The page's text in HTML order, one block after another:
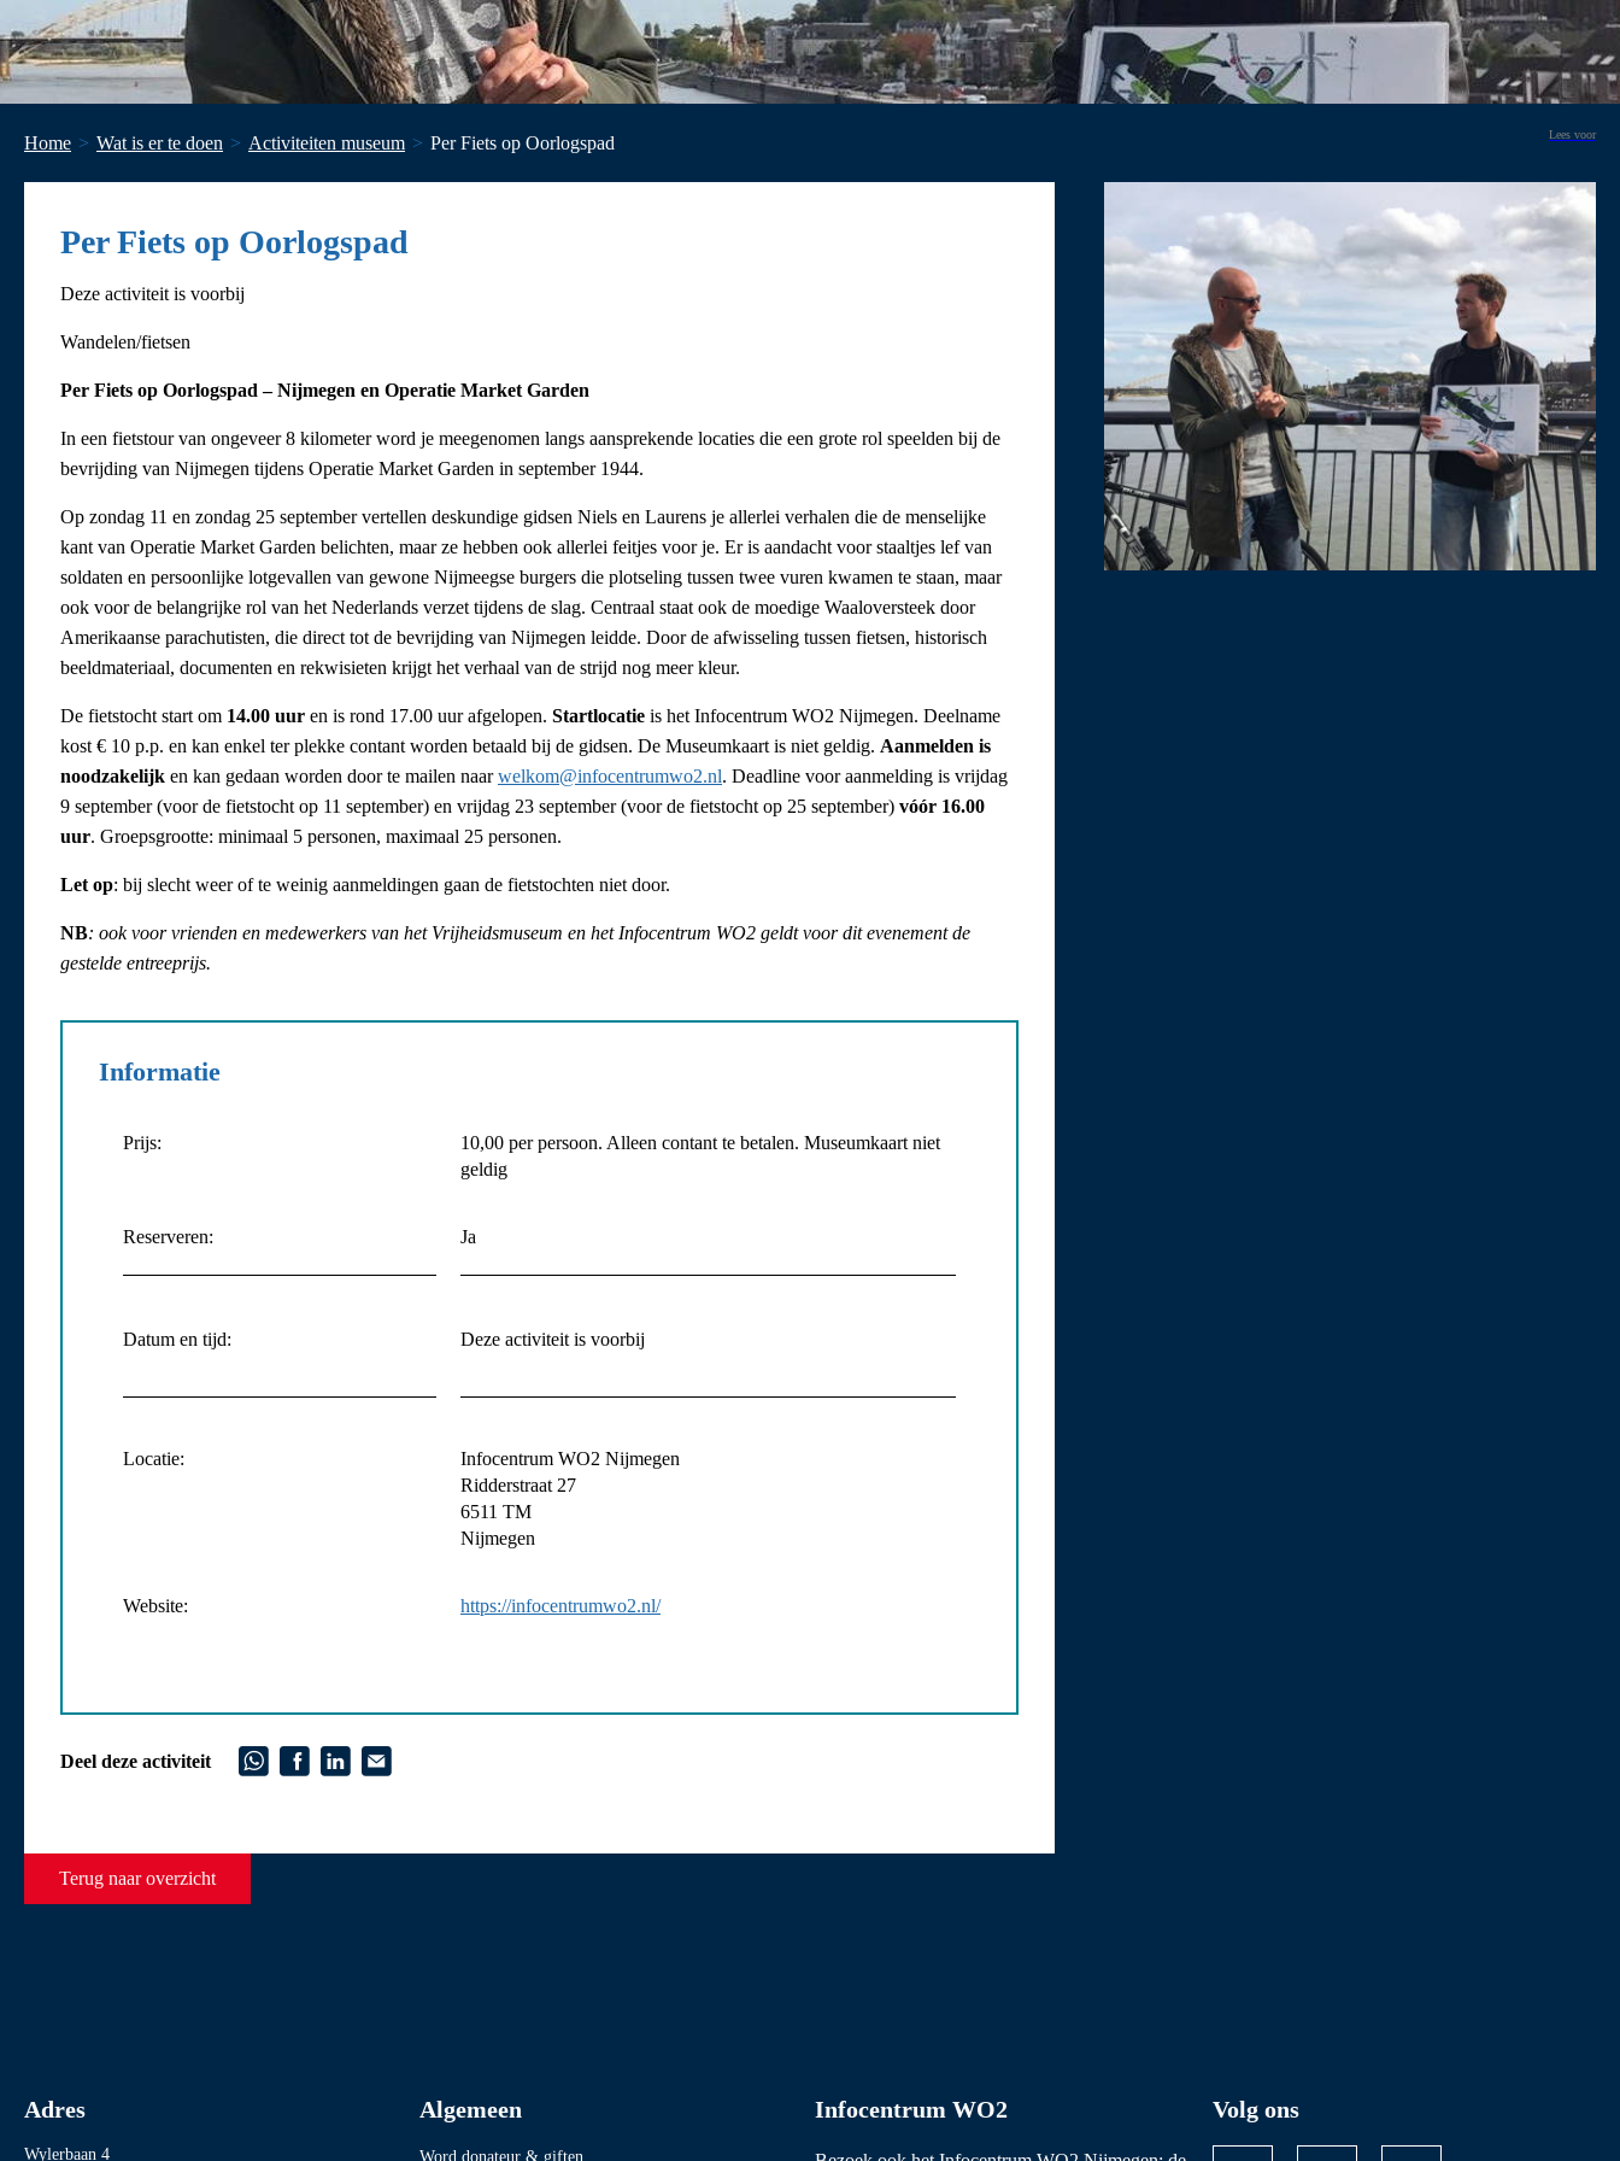
Home Wat is er te doen Activiteiten museum Per Fiets op Oorlogspad Lees voor
Per Fiets op Oorlogspad
Deze activiteit is voorbij
Wandelen/fietsen
Per Fiets op Oorlogspad – Nijmegen en Operatie Market Garden
In een fietstour van ongeveer 8 kilometer word je meegenomen langs aansprekende locaties die een grote rol speelden bij de
bevrijding van Nijmegen tijdens Operatie Market Garden in september 1944.
Op zondag 11 en zondag 25 september vertellen deskundige gidsen Niels en Laurens je allerlei verhalen die de menselijke
kant van Operatie Market Garden belichten, maar ze hebben ook allerlei feitjes voor je. Er is aandacht voor staaltjes lef van
soldaten en persoonlijke lotgevallen van gewone Nijmeegse burgers die plotseling tussen twee vuren kwamen te staan, maar
ook voor de belangrijke rol van het Nederlands verzet tijdens de slag. Centraal staat ook de moedige Waaloversteek door
Amerikaanse parachutisten, die direct tot de bevrijding van Nijmegen leidde. Door de afwisseling tussen fietsen, historisch
beeldmateriaal, documenten en rekwisieten krijgt het verhaal van de strijd nog meer kleur.
De fietstocht start om 14.00 uur en is rond 17.00 uur afgelopen. Startlocatie is het Infocentrum WO2 Nijmegen. Deelname
kost € 10 p.p. en kan enkel ter plekke contant worden betaald bij de gidsen. De Museumkaart is niet geldig. Aanmelden is
noodzakelijk en kan gedaan worden door te mailen naarwelkom@infocentrumwo2.nl. Deadline voor aanmelding is vrijdag
9 september (voor de fietstocht op 11 september) en vrijdag 23 september (voor de fietstocht op 25 september) vóór 16.00
uur. Groepsgrootte: minimaal 5 personen, maximaal 25 personen.
Let op: bij slecht weer of te weinig aanmeldingen gaan de fietstochten niet door.
NB: ook voor vrienden en medewerkers van het Vrijheidsmuseum en het Infocentrum WO2 geldt voor dit evenement de
gestelde entreeprijs.
Informatie
Prijs:
10,00 per persoon. Alleen contant te betalen. Museumkaart niet
geldig
Reserveren: Ja
Datum en tijd: Deze activiteit is voorbij
Locatie:
Infocentrum WO2 Nijmegen
Ridderstraat 27
6511 TM
Nijmegen
Website: https://infocentrumwo2.nl/
Deel deze activiteit
Terug naar overzicht
Adres
Wylerbaan 4
Algemeen
Word donateur & giften
Infocentrum WO2 Volg ons